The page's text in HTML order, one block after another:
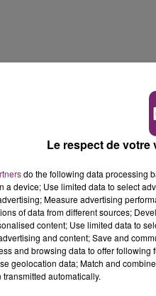
Le respect de votre
do the following data processing
a device; Use limited data to select
Measure advertising
of data from different sources;
content; Use limited data to
and content; Save and
and browsing data to offer
geolocation data; Match and
automatically.